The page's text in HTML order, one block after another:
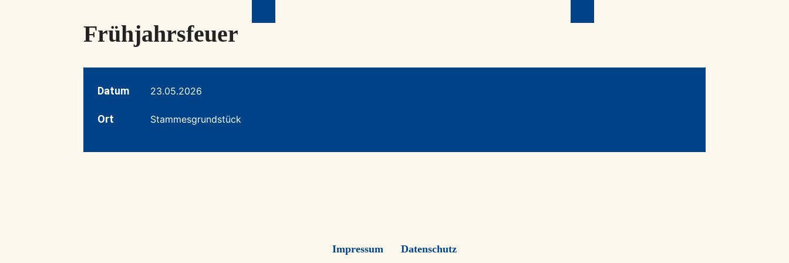
Frühjahrsfeuer
Datum 23.05.2026
Ort Stammesgrundstück
Impressum Datenschutz